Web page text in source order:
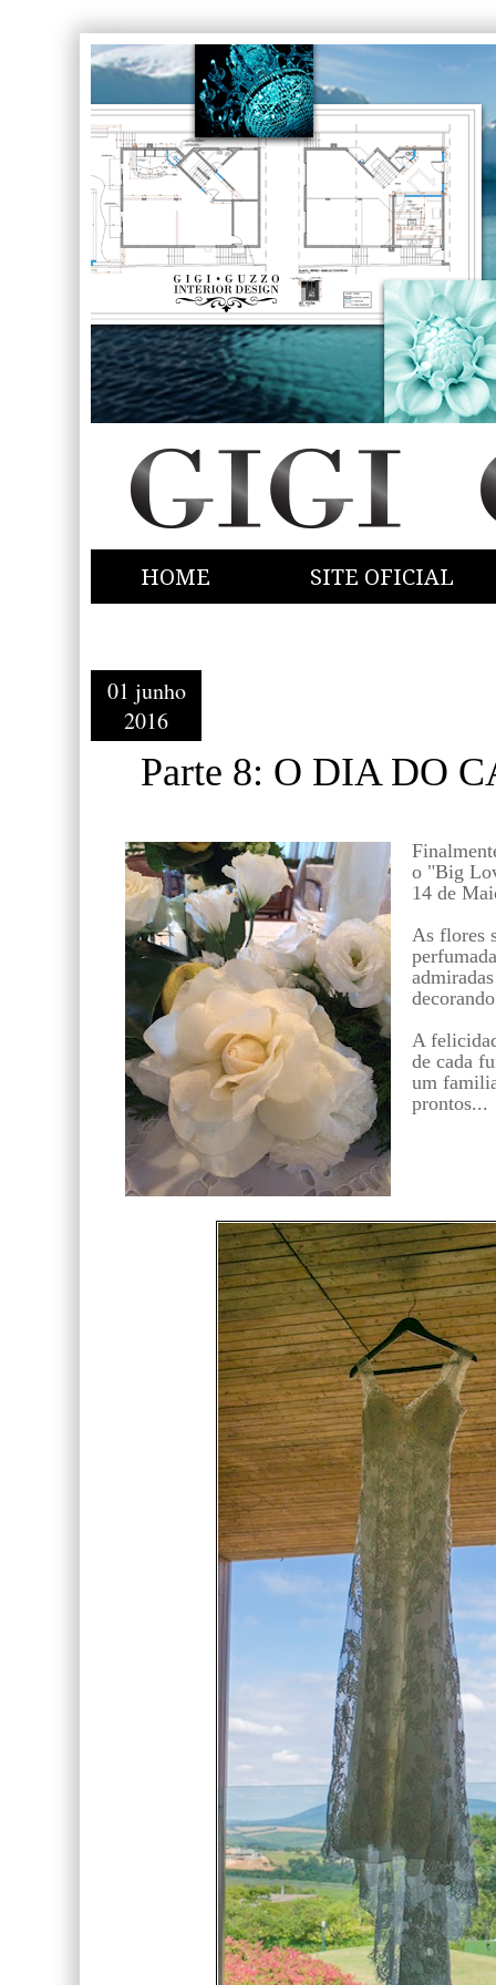
HOME SITE OFICIAL
01 junho
2016
Parte 8: O DIA DO
o "Big
14 de
As flores
A
de cada
um
prontos...